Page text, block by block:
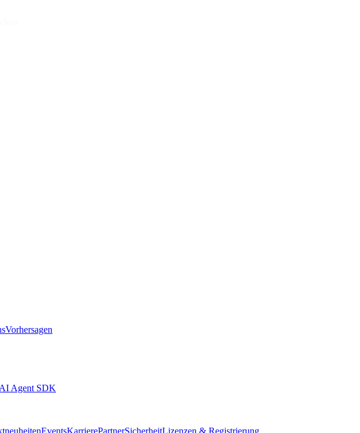
Vorhersagen
AI Agent SDK
EventsKarrierePartnerSicherheitLizenzen & Registrierung